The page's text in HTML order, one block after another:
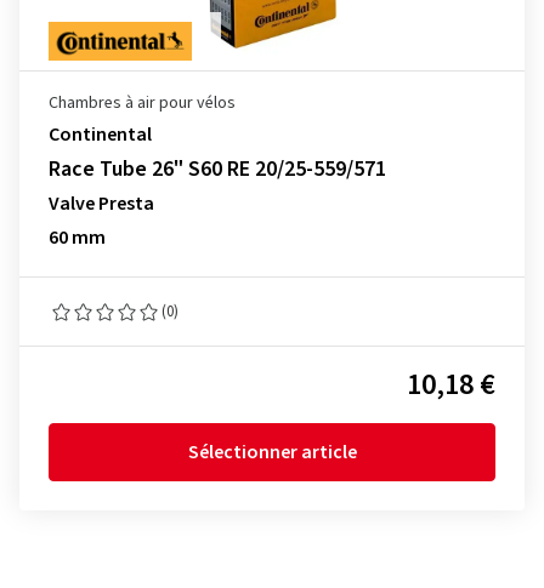
Chambres à air pour vélos
Continental
Race Tube 26" S60 RE 20/25-559/571
Valve Presta
60 mm
(0)
10,18 €
Sélectionner article